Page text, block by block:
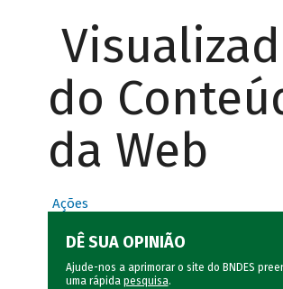
do
da Web
Ações
DÊ SUA OPINIÃO
Ajude-nos a aprimorar o site do BNDES
uma rápida pesquisa.